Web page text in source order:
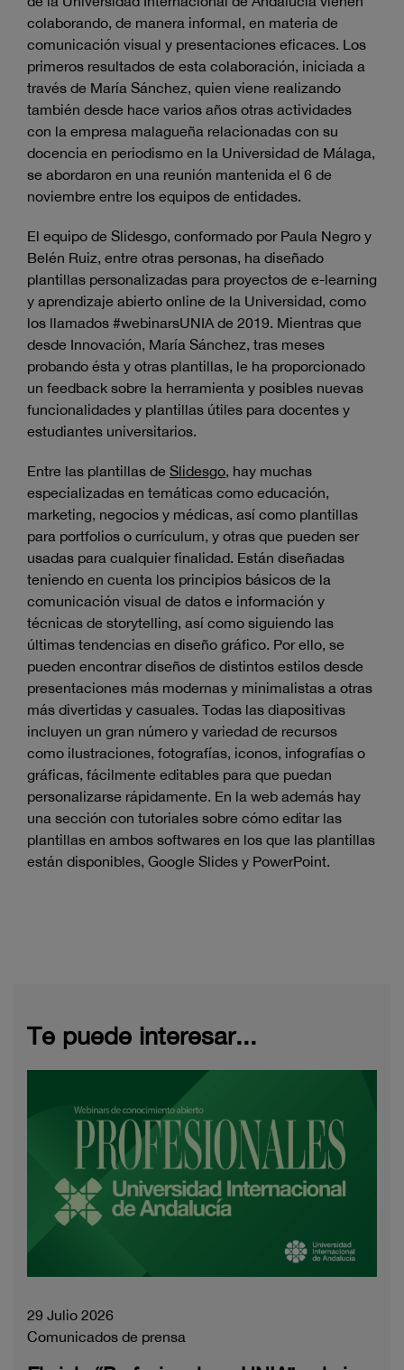
colaborando, de manera informal, en materia de
comunicación visual y presentaciones eficaces. Los
primeros resultados de esta colaboración, iniciada a
través de María Sánchez, quien viene realizando
también desde hace varios años otras actividades
con la empresa malagueña relacionadas con su
docencia en periodismo en la Universidad de Málaga,
se abordaron en una reunión mantenida el 6 de
noviembre entre los equipos de entidades.
El equipo de Slidesgo, conformado por Paula Negro y
Belén Ruiz, entre otras personas, ha diseñado
plantillas personalizadas para proyectos de e-learning
y aprendizaje abierto online de la Universidad, como
los llamados #webinarsUNIA de 2019. Mientras que
desde Innovación, María Sánchez, tras meses
probando ésta y otras plantillas, le ha proporcionado
un feedback sobre la herramienta y posibles nuevas
funcionalidades y plantillas útiles para docentes y
estudiantes universitarios.
Entre las plantillas de Slidesgo, hay muchas
especializadas en temáticas como educación,
marketing, negocios y médicas, así como plantillas
para portfolios o currículum, y otras que pueden ser
usadas para cualquier finalidad. Están diseñadas
teniendo en cuenta los principios básicos de la
comunicación visual de datos e información y
técnicas de storytelling, así como siguiendo las
últimas tendencias en diseño gráfico. Por ello, se
pueden encontrar diseños de distintos estilos desde
presentaciones más modernas y minimalistas a otras
más divertidas y casuales. Todas las diapositivas
incluyen un gran número y variedad de recursos
como ilustraciones, fotografías, iconos, infografías o
gráficas, fácilmente editables para que puedan
personalizarse rápidamente. En la web además hay
una sección con tutoriales sobre cómo editar las
plantillas en ambos softwares en los que las plantillas
están disponibles, Google Slides y PowerPoint.
Te puede interesar...
29 Julio 2026
Comunicados de prensa